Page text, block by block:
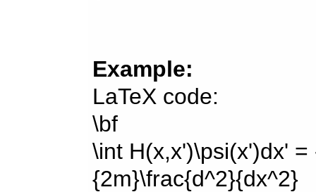
Example:
LaTeX code:
\bf
\int H(x,x')\psi(x')dx'
{2m}\frac{d^2}{dx^2}